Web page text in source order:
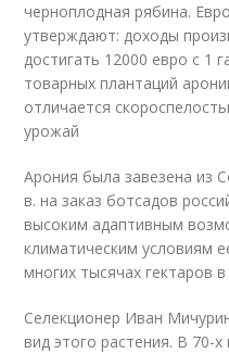
черноплодная рябина.
утверждают: доходы
достигать 12000 евро с 1
товарных плантаций
отличается
урожай
Арония была завезена из
в. на заказ ботсадов
высоким адаптивным
климатическим условиям
многих тысячах гектаров
Селекционер Иван
вид этого растения. В 70-х